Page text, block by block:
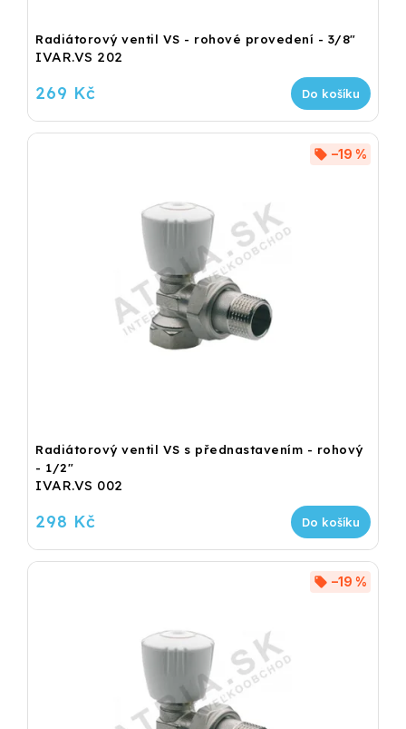
Radiátorový ventil VS - rohové provedení - 3/8"
IVAR.VS 202
269 Kč Do košíku
Radiátorový ventil VS s přednastavením - rohový
- 1/2"
IVAR.VS 002
–19 %
298 Kč Do košíku
–19 %